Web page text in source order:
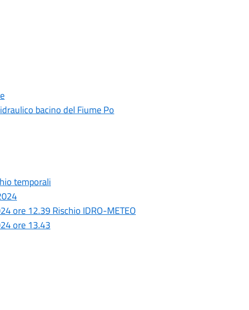
bacino del Fiume Po
temporali
ore 12.39 Rischio IDRO-METEO
ore 13.43